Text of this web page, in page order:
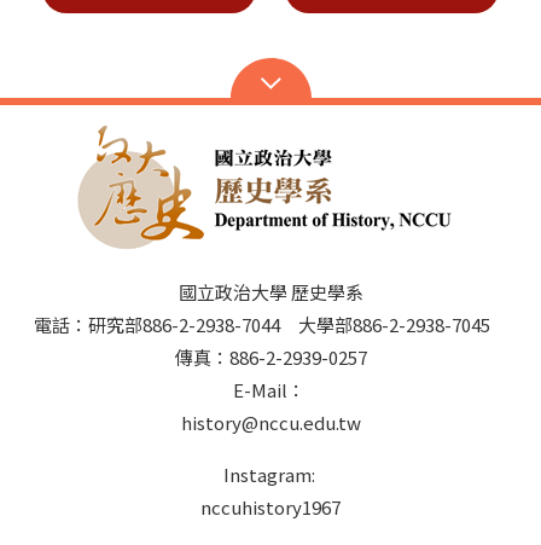
國立政治大學 歷史學系
電話：研究部886-2-2938-7044 大學部886-2-2938-7045
傳真：886-2-2939-0257
E-Mail：
history@nccu.edu.tw
Instagram:
nccuhistory1967